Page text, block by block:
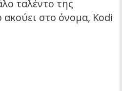
ταλέντο της
ακούει στο όνομα, Kodi